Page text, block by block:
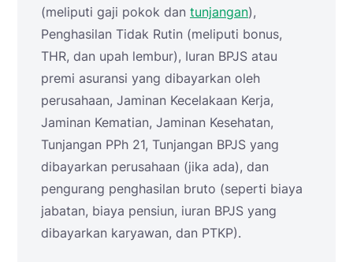
(meliputi gaji pokok dan tunjangan),
Penghasilan Tidak Rutin (meliputi bonus,
THR, dan upah lembur), Iuran BPJS atau
premi asuransi yang dibayarkan oleh
perusahaan, Jaminan Kecelakaan Kerja,
Jaminan Kematian, Jaminan Kesehatan,
Tunjangan PPh 21, Tunjangan BPJS yang
dibayarkan perusahaan (jika ada), dan
pengurang penghasilan bruto (seperti biaya
jabatan, biaya pensiun, iuran BPJS yang
dibayarkan karyawan, dan PTKP).